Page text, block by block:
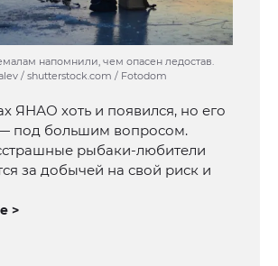
напомнили, чем опасен ледостав.
/ shutterstock.com / Fotodom
ЯНАО хоть и появился, но его
под большим вопросом.
рыбаки-любители
за добычей на свой риск и
>